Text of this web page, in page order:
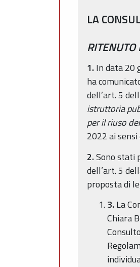
LA
RITENUTO
1. In data 20
ha
dell’art. 5
istruttoria
per il riuso
2022 ai
2.Sono stati
dell’art. 5
proposta di
3. La
Chiara